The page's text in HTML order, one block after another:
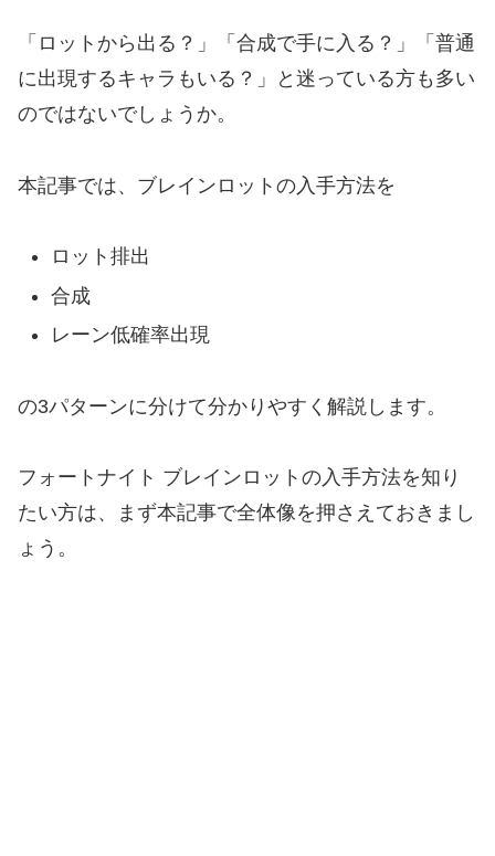
「ロットから出る？」「合成で手に入る？」「普通
に出現するキャラもいる？」と迷っている方も多い
のではないでしょうか。
本記事では、ブレインロットの入手方法を
ロット排出
合成
レーン低確率出現
の3パターンに分けて分かりやすく解説します。
フォートナイト ブレインロットの入手方法を知り
たい方は、まず本記事で全体像を押さえておきまし
ょう。